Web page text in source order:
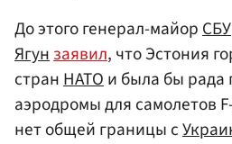
До этого генерал-майорСБУ
Ягунзаявил, что Эстония
странНАТОи была бы рада
аэродромы для самолетов
нет общей границы с